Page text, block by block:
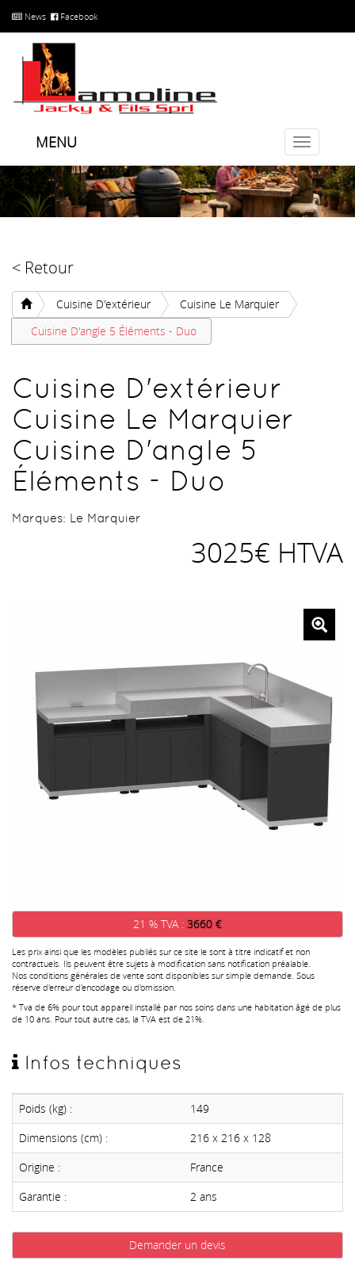
News Facebook
Toggle
MENU
< Retour
Cuisine D'extérieur
Cuisine Le Marquier
Cuisine D'angle 5 Éléments - Duo
Cuisine D'extérieur
Cuisine Le Marquier
Cuisine D'angle 5
Éléments - Duo
Marques: Le Marquier
3025€ HTVA
21 % TVA : 3660 €
Les prix ainsi que les modèles publiés sur ce site le sont à titre indicatif et non
contractuels. Ils peuvent être sujets à modification sans notification préalable.
Nos conditions générales de vente sont disponibles sur simple demande. Sous
réserve d'erreur d'encodage ou d'omission.
* Tva de 6% pour tout appareil installé par nos soins dans une habitation âgé de plus
de 10 ans. Pour tout autre cas, la TVA est de 21%.
Infos techniques
Poids (kg) :
149
Dimensions (cm) :
216 x 216 x 128
Origine :
France
Garantie :
2 ans
Demander un devis